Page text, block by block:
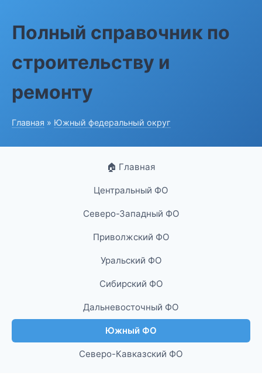
Полный справочник по
строительству и
ремонту
Главная » Южный федеральный округ
🏠 Главная
Центральный ФО
Северо-Западный ФО
Приволжский ФО
Уральский ФО
Сибирский ФО
Дальневосточный ФО
Южный ФО
Северо-Кавказский ФО